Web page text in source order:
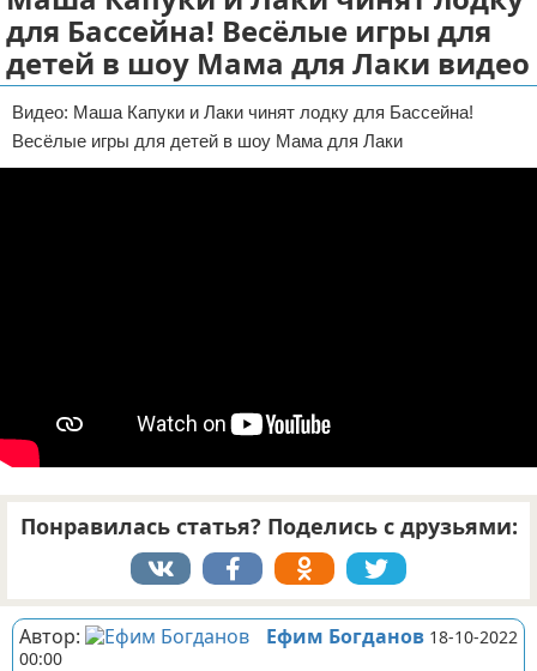
ДТП
Своими руками
Строительство и ремонт
Отказ от ответственности
для Бассейна! Весёлые игры для
детей в шоу Мама для Лаки видео
Видео: Маша Капуки и Лаки чинят лодку для Бассейна!
Весёлые игры для детей в шоу Мама для Лаки
Понравилась статья? Поделись с друзьями:
Автор: Ефим Богданов 18-10-2022
00:00